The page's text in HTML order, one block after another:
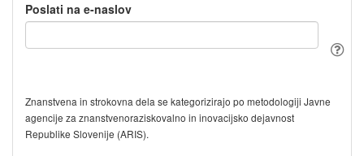
Poslati na e-naslov
Znanstvena in strokovna dela se kategorizirajo po metodologiji Javne
agencije za znanstvenoraziskovalno in inovacijsko dejavnost
Republike Slovenije (ARIS).